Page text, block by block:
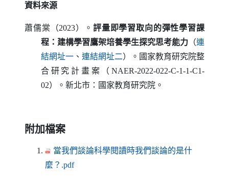
資料來源
蕭儒棠（2023）。 評量即學習取向的彈性學習課
程：建構學習鷹架培養學生探究思考能力 （連
結網址一（另開新視窗）
、 連結網址二（另開新視窗）
）。國家教育研究院整
合研究計畫案（ NAER-2022-022-C-1-1-C1-
02）。新北市：國家教育研究院。
附加檔案
當我們談論科學閱讀時我們談論的是什
麼？.pdf（另開新視窗）